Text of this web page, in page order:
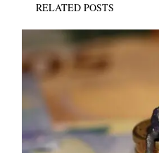
RELATED POSTS